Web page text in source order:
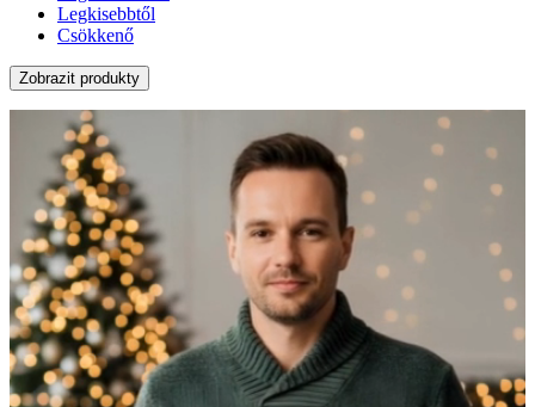
Legkisebbtől
Csökkenő
Zobrazit produkty